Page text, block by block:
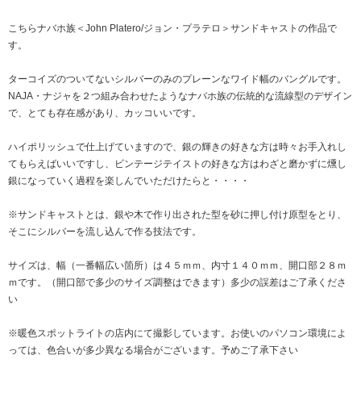
こちらナバホ族＜John Platero/ジョン・プラテロ＞サンドキャストの作品で
す。
ターコイズのついてないシルバーのみのプレーンなワイド幅のバングルです。
NAJA・ナジャを２つ組み合わせたようなナバホ族の伝統的な流線型のデザイン
で、とても存在感があり、カッコいいです。
ハイポリッシュで仕上げていますので、銀の輝きの好きな方は時々お手入れし
てもらえばいいですし、ビンテージテイストの好きな方はわざと磨かずに燻し
銀になっていく過程を楽しんでいただけたらと・・・・
※サンドキャストとは、銀や木で作り出された型を砂に押し付け原型をとり、
そこにシルバーを流し込んで作る技法です。
サイズは、幅（一番幅広い箇所）は４５ｍｍ、内寸１４０ｍｍ、開口部２８ｍ
ｍです。（開口部で多少のサイズ調整はできます）多少の誤差はご了承くださ
い
※暖色スポットライトの店内にて撮影しています。お使いのパソコン環境によ
っては、色合いが多少異なる場合がございます。予めご了承下さい